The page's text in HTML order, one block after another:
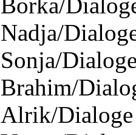
Borka/
Nadja/
Sonja/
Brahim/
Alrik/Dialoge